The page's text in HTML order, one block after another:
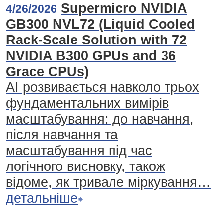
4/26/2026 Supermicro NVIDIA
GB300 NVL72 (Liquid Cooled
Rack-Scale Solution with 72
NVIDIA B300 GPUs and 36
Grace CPUs)
AI розвивається навколо трьох
фундаментальних вимірів
масштабування: до навчання,
після навчання та
масштабування під час
логічного висновку, також
відоме, як тривале міркування…
детальніше